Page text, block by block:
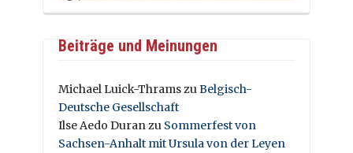
Beiträge und Meinungen
Michael Luick-ThramszuBelgisch-
Deutsche Gesellschaft
Ilse Aedo Duranzu Sommerfest von
Sachsen-Anhalt mit Ursula von der Leyen